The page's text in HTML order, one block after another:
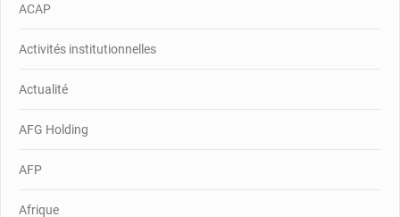
ACAP
Activités institutionnelles
Actualité
AFG Holding
AFP
Afrique